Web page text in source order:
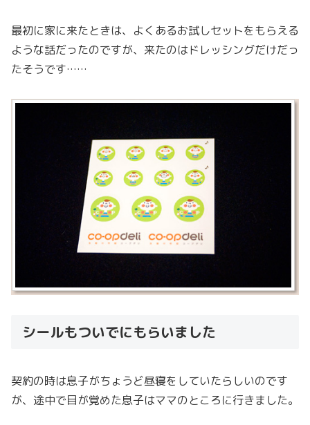
最初に家に来たときは、よくあるお試しセットをもらえる
ような話だったのですが、来たのはドレッシングだけだっ
たそうです……
シールもついでにもらいました
契約の時は息子がちょうど昼寝をしていたらしいのです
が、途中で目が覚めた息子はママのところに行きました。